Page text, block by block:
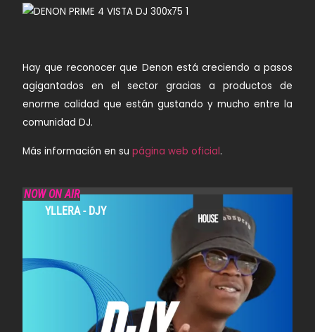
Hay que reconocer que Denon está creciendo a pasos
agigantados en el sector gracias a productos de
enorme calidad que están gustando y mucho entre la
comunidad DJ.
Más información en su página web oficial.
NOW ON AIR
YLLERA - DJY